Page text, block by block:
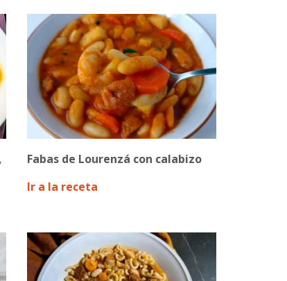
Fabas de Lourenzá con calabizo
Ir a la receta